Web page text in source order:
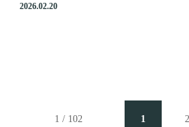
2026.02.20
1 / 102 1 2